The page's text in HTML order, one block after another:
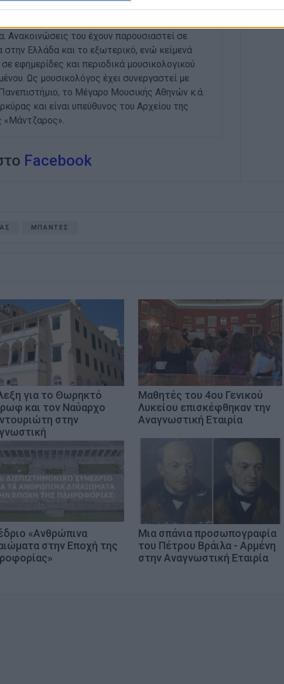
το 1988. Είναι υποψήφιος διδάκτορας του
του Ιονίου Πανεπιστημίου, στην
Ανακοινώσεις του έχουν παρουσιαστεί σε
στην Ελλάδα και το εξωτερικό, ενώ κείμενά
εφημερίδες και περιοδικά μουσικολογικού
Ως μουσικολόγος έχει συνεργαστεί με
το Μέγαρο Μουσικής Αθηνών κ.ά.
και είναι υπεύθυνος του Αρχείου της
«Μάντζαρος».
Facebook
ΜΠΑΝΤΕΣ
για το Θωρηκτό
και τον Ναύαρχο
στην
Μαθητές του 4ου Γενικού
Λυκείου επισκέφθηκαν την
Αναγνωστική Εταιρία
«Ανθρώπινα
στην Εποχή της
Μια σπάνια προσωπογραφία
του Πέτρου Βράιλα - Αρμένη
στην Αναγνωστική Εταιρία